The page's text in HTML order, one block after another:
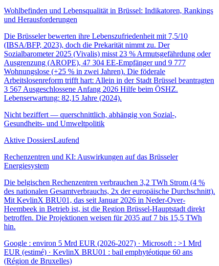
Wohlbefinden und Lebensqualität in Brüssel: Indikatoren, Rankings
und Herausforderungen
Die Brüsseler bewerten ihre Lebenszufriedenheit mit 7,5/10
(IBSA/BFP, 2023), doch die Prekarität nimmt zu. Der
Sozialbarometer 2025 (Vivalis) misst 23 % Armutsgefährdung oder
Ausgrenzung (AROPE), 47 304 EE-Empfänger und 9 777
Wohnungslose (+25 % in zwei Jahren). Die föderale
Arbeitslosenreform trifft hart: Allein in der Stadt Brüssel beantragten
3 567 Ausgeschlossene Anfang 2026 Hilfe beim ÖSHZ.
Lebenserwartung: 82,15 Jahre (2024).
Nicht beziffert — querschnittlich, abhängig von Sozial-,
Gesundheits- und Umweltpolitik
Aktive DossiersLaufend
Rechenzentren und KI: Auswirkungen auf das Brüsseler
Energiesystem
Die belgischen Rechenzentren verbrauchen 3,2 TWh Strom (4 %
des nationalen Gesamtverbrauchs, 2x der europäische Durchschnitt).
Mit KevlinX BRU01, das seit Januar 2026 in Neder-Over-
Heembeek in Betrieb ist, ist die Region Brüssel-Hauptstadt direkt
betroffen. Die Projektionen weisen für 2035 auf 7 bis 15,5 TWh
hin.
Google : environ 5 Mrd EUR (2026-2027) · Microsoft : >1 Mrd
EUR (estimé) · KevlinX BRU01 : bail emphytéotique 60 ans
(Région de Bruxelles)